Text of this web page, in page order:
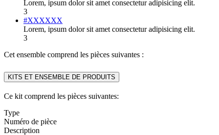
Lorem, ipsum dolor sit amet consectetur adipisicing elit.
3
#XXXXXX
Lorem, ipsum dolor sit amet consectetur adipisicing elit.
3
Cet ensemble comprend les pièces suivantes :
KITS ET ENSEMBLE DE PRODUITS
Ce kit comprend les pièces suivantes:
Type
Numéro de pièce
Description